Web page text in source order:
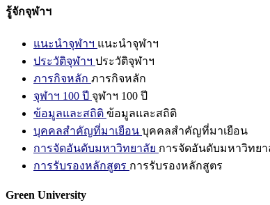
รู้จักจุฬาฯ
แนะนำจุฬาฯ แนะนำจุฬาฯ
ประวัติจุฬาฯ ประวัติจุฬาฯ
ภารกิจหลัก ภารกิจหลัก
จุฬาฯ 100 ปี จุฬาฯ 100 ปี
ข้อมูลและสถิติ ข้อมูลและสถิติ
บุคคลสำคัญที่มาเยือน บุคคลสำคัญที่มาเยือน
การจัดอันดับมหาวิทยาลัย การจัดอันดับมหาวิทยา
การรับรองหลักสูตร การรับรองหลักสูตร
Green University